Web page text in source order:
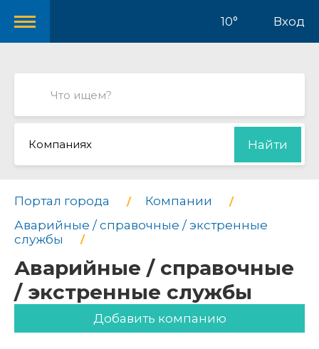
10° Вход
Компаниях Найти
Портал города
Компании
Аварийные / справочные / экстренные
службы
Аварийные / справочные
/ экстренные службы
Добавить компанию